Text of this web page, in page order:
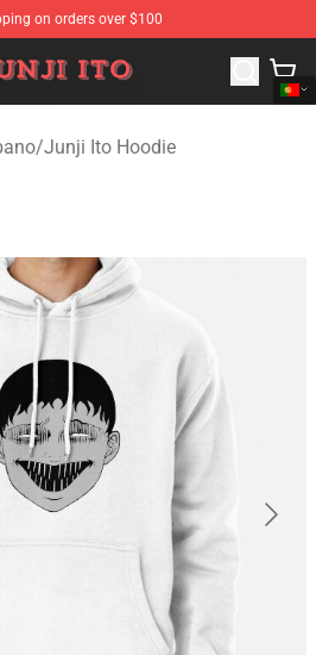
on orders over $100
Junji Ito Merchandise Shop
/Junji Ito Hoodie